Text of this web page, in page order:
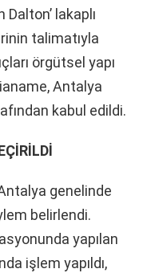
Dalton’ lakaplı
talimatıyla
örgütsel yapı
Antalya
kabul edildi.
genelinde
belirlendi.
yapılan
işlem yapıldı,